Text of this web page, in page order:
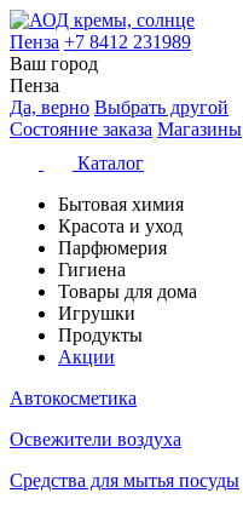
Пенза +7 8412 231989
Ваш город
Пенза
Да, верно Выбрать другой
Состояние заказа Магазины
Каталог
Бытовая химия
Красота и уход
Парфюмерия
Гигиена
Товары для дома
Игрушки
Продукты
Акции
Автокосметика
Освежители воздуха
Средства для мытья посуды